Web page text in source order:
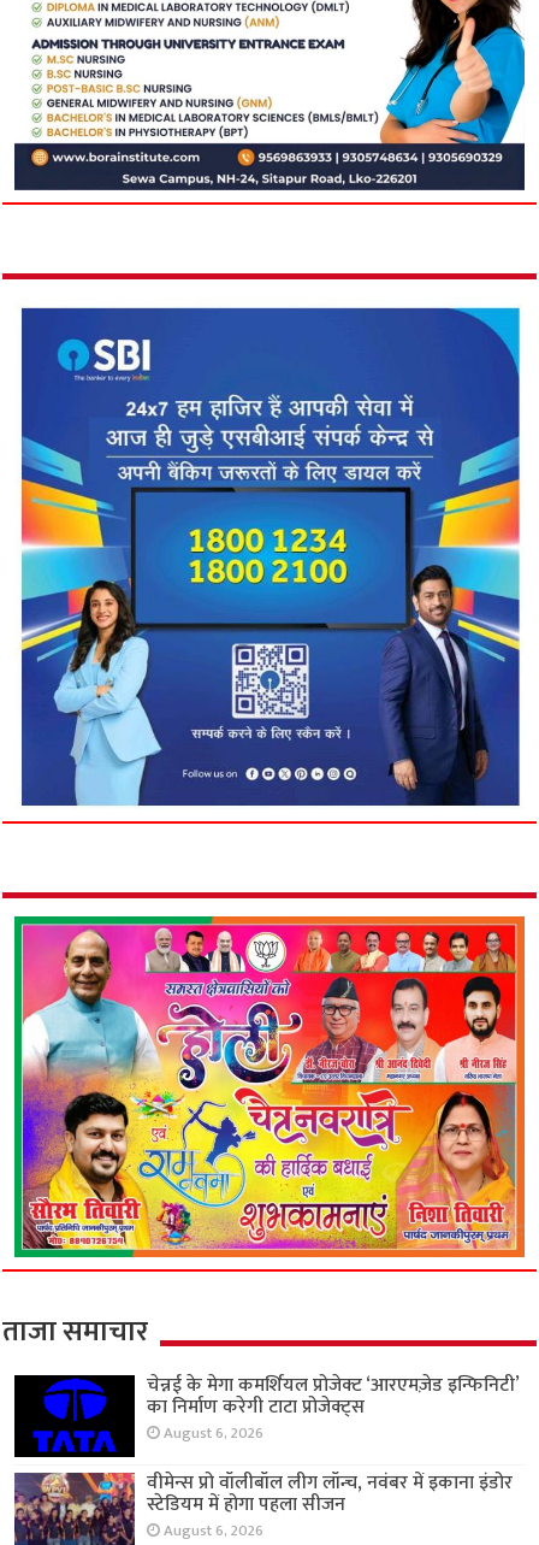
ताजा समाचार
चेन्नई के मेगा कमर्शियल प्रोजेक्ट ‘आरएमज़ेड इन्फिनिटी’
का निर्माण करेगी टाटा प्रोजेक्ट्स
August 6, 2026
वीमेन्स प्रो वॉलीबॉल लीग लॉन्च, नवंबर में इकाना इंडोर
स्टेडियम में होगा पहला सीजन
August 6, 2026